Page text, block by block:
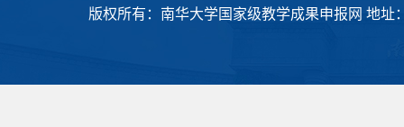
版权所有：南华大学国家级教学成果申报网 地址